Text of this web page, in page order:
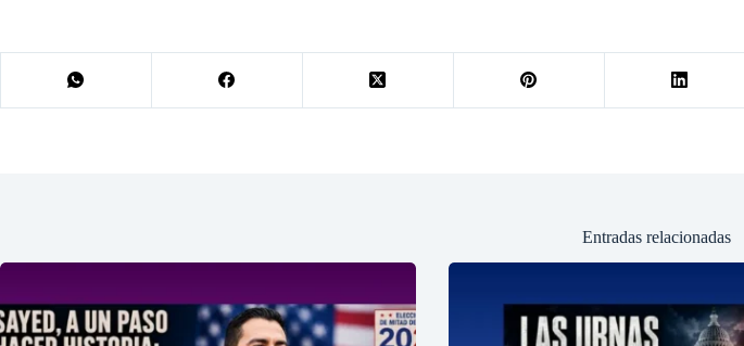
Entradas relacionadas